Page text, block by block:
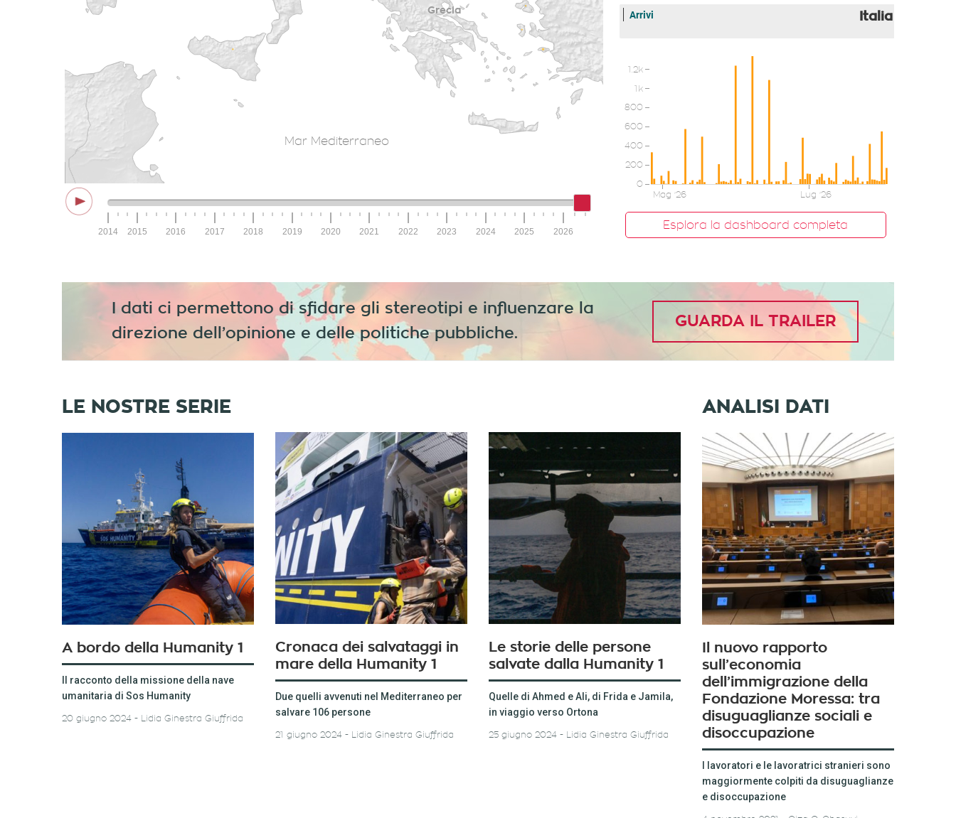
I dati ci permettono di sfidare gli stereotipi e influenzare la
direzione dell’opinione e delle politiche pubbliche.
GUARDA IL TRAILER
LE NOSTRE SERIE
A bordo della Humanity 1
Il racconto della missione della nave
umanitaria di Sos Humanity
20 giugno 2024 Lidia Ginestra Giuffrida
Cronaca dei salvataggi in
mare della Humanity 1
Due quelli avvenuti nel Mediterraneo per
salvare 106 persone
21 giugno 2024 Lidia Ginestra Giuffrida
Le storie delle persone
salvate dalla Humanity 1
Quelle di Ahmed e Ali, di Frida e Jamila,
in viaggio verso Ortona
25 giugno 2024 Lidia Ginestra Giuffrida
ANALISI DATI
Il nuovo rapporto
sull’economia
dell’immigrazione della
Fondazione Moressa: tra
disuguaglianze sociali e
disoccupazione
I lavoratori e le lavoratrici stranieri sono
maggiormente colpiti da disuguaglianze
e disoccupazione